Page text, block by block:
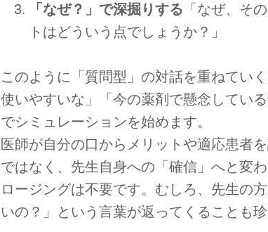
「なぜ？」で深掘りする 「なぜ、そ
トはどういう点でしょうか？」
このように「質問型」の対話を重ねてい
使いやすいな」「今の薬剤で懸念してい
でシミュレーションを始めます。
医師が自分の口からメリットや適応患者
ではなく、先生自身への「確信」へと変
ロージングは不要です。むしろ、先生の
いの？」という言葉が返ってくることも珍